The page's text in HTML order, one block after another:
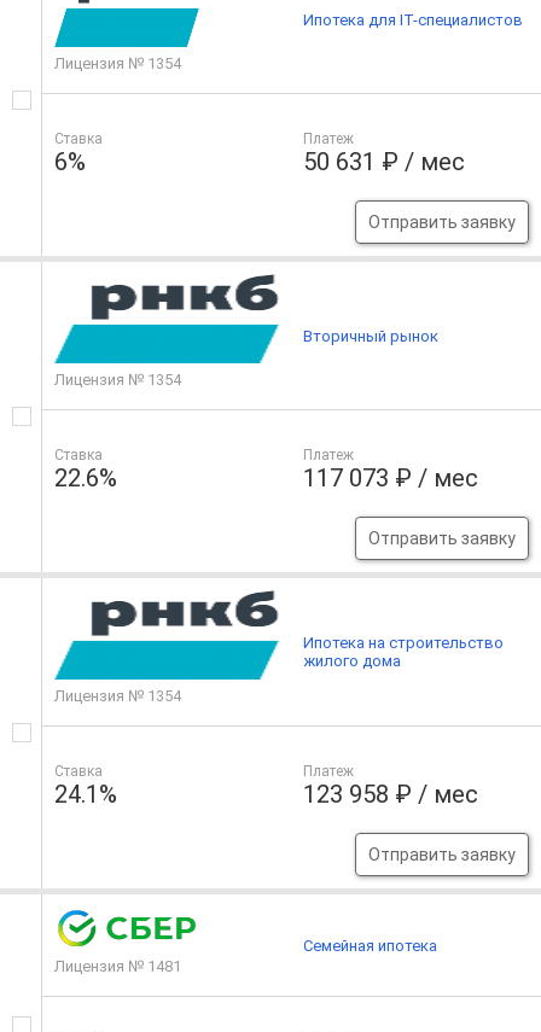
Лицензия № 1354
Ставка
6%
Платеж
50 631 ₽ / мес
Отправить заявку
Ипотека для IT-специалистов
Лицензия № 1354
Ставка
22.6%
Платеж
117 073 ₽ / мес
Отправить заявку
Вторичный рынок
Лицензия № 1354
Ставка
24.1%
Платеж
123 958 ₽ / мес
Отправить заявку
Ипотека на строительство
жилого дома
Лицензия № 1481
Семейная ипотека